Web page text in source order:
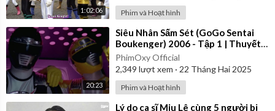
1:02:06 Phim và Hoạt hình
20:23
⁣Siêu Nhân Sấm Sét (GoGo Sentai
Boukenger) 2006 - Tập 1 | Thuyết
Minh
PhimOxy Official
2,349 lượt xem · 22 Tháng Hai 2025
Phim và Hoạt hình
⁣Lý do ca sĩ Miu Lê cùng 5 người bị